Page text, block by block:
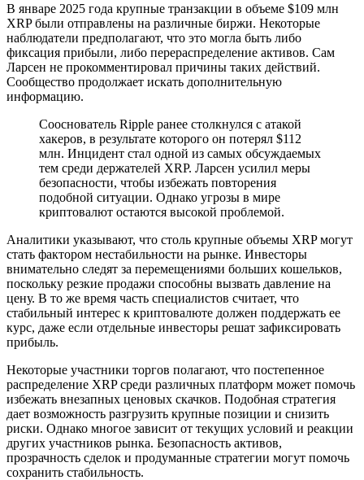
В январе 2025 года крупные транзакции в объеме $109 млн
XRP были отправлены на различные биржи. Некоторые
наблюдатели предполагают, что это могла быть либо
фиксация прибыли, либо перераспределение активов. Сам
Ларсен не прокомментировал причины таких действий.
Сообщество продолжает искать дополнительную
информацию.
Сооснователь Ripple ранее столкнулся с атакой
хакеров, в результате которого он потерял $112
млн. Инцидент стал одной из самых обсуждаемых
тем среди держателей XRP. Ларсен усилил меры
безопасности, чтобы избежать повторения
подобной ситуации. Однако угрозы в мире
криптовалют остаются высокой проблемой.
Аналитики указывают, что столь крупные объемы XRP могут
стать фактором нестабильности на рынке. Инвесторы
внимательно следят за перемещениями больших кошельков,
поскольку резкие продажи способны вызвать давление на
цену. В то же время часть специалистов считает, что
стабильный интерес к криптовалюте должен поддержать ее
курс, даже если отдельные инвесторы решат зафиксировать
прибыль.
Некоторые участники торгов полагают, что постепенное
распределение XRP среди различных платформ может помочь
избежать внезапных ценовых скачков. Подобная стратегия
дает возможность разгрузить крупные позиции и снизить
риски. Однако многое зависит от текущих условий и реакции
других участников рынка. Безопасность активов,
прозрачность сделок и продуманные стратегии могут помочь
сохранить стабильность.